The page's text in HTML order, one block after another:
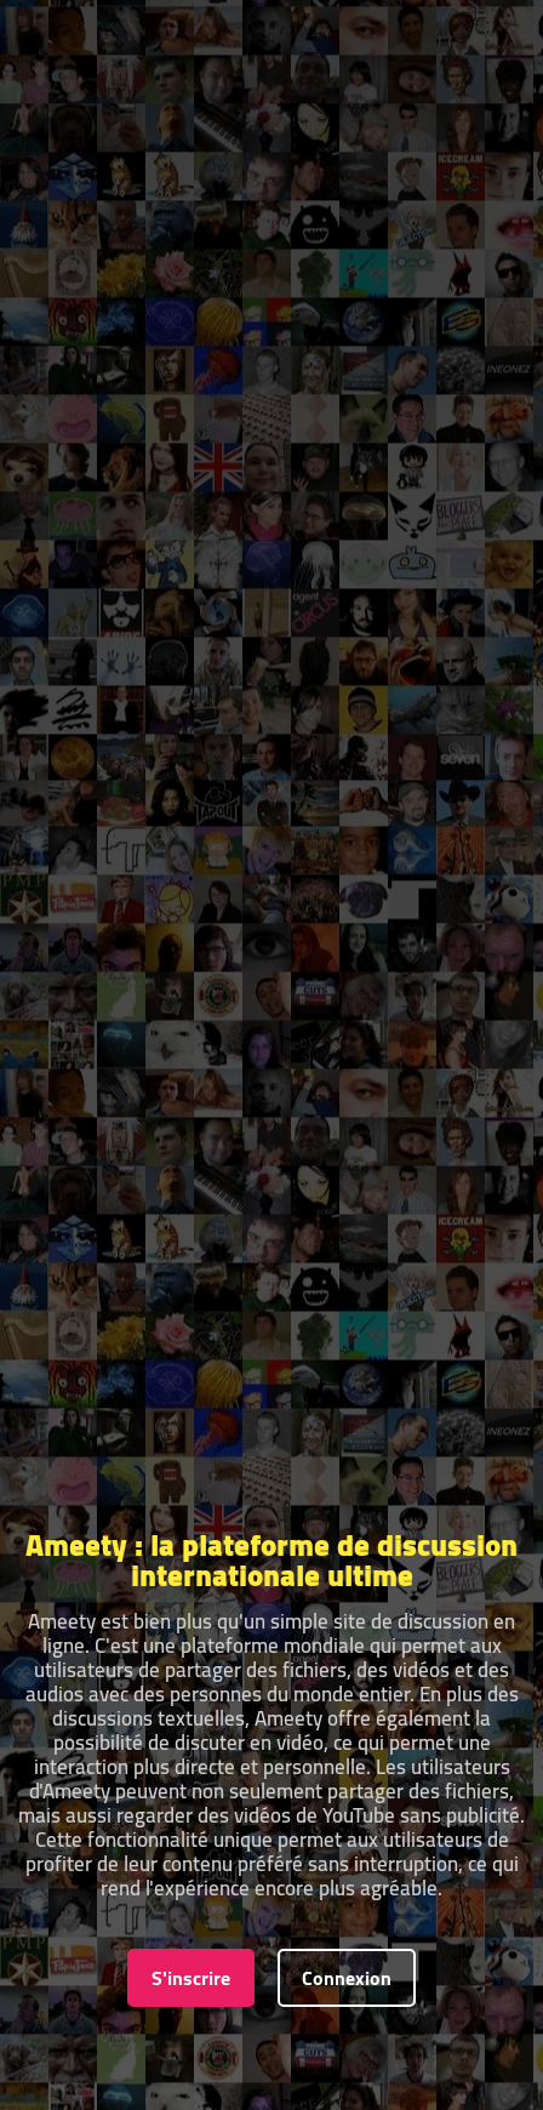
Ameety : la plateforme de discussion
internationale ultime
Ameety est bien plus qu'un simple site de discussion en
ligne. C'est une plateforme mondiale qui permet aux
utilisateurs de partager des fichiers, des vidéos et des
audios avec des personnes du monde entier. En plus des
discussions textuelles, Ameety offre également la
possibilité de discuter en vidéo, ce qui permet une
interaction plus directe et personnelle. Les utilisateurs
d'Ameety peuvent non seulement partager des fichiers,
mais aussi regarder des vidéos de YouTube sans publicité.
Cette fonctionnalité unique permet aux utilisateurs de
profiter de leur contenu préféré sans interruption, ce qui
rend l'expérience encore plus agréable.
S'inscrire Connexion